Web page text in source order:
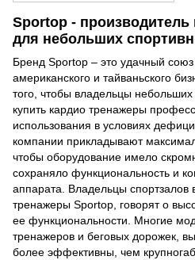
Sportop - производитель
для небольших
Бренд Sportop – это удачный союз
американского и тайваньского
того, чтобы владельцы
купить кардио тренажеры
использования в условиях
компании прикладывают
чтобы оборудование имело
сохраняло функциональность и
аппарата. Владельцы спортзалов
тренажеры Sportop, говорят о
ее функциональности. Многие
тренажеров и беговых дорожек,
более эффективны, чем